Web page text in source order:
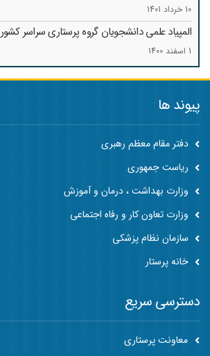
10 خرداد 1401
المپیاد علمی دانشجویان گروه پرستاری سراسر کشور
1 اسفند 1400
پیوند ها
دفتر مقام معظم رهبری
ریاست جمهوری
وزارت بهداشت ، درمان و آموزش
وزارت تعاون کار و رفاه اجتماعی
سازمان نظام پزشکی
خانه پرستار
دسترسی سریع
معاونت پرستاری